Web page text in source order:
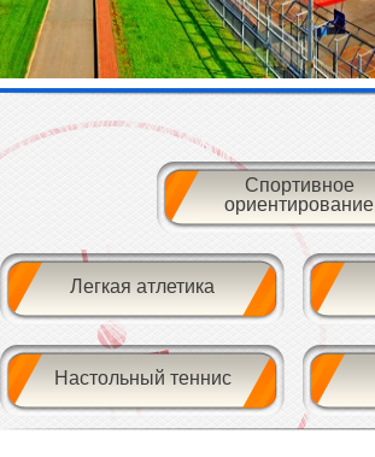
Спортивное
ориентирование
Легкая атлетика
Настольный теннис